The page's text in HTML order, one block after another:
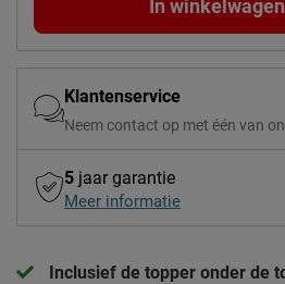
In winkelwagen
Klantenservice
Neem contact op met één van
5 jaar garantie
Meer informatie
Inclusief de topper onder de